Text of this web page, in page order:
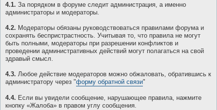
4.1. За порядком в форуме следит администрация, а именно
администраторы и модераторы.
4.2. Модераторы обязаны руководствоваться правилами форума и
сохранять беспристрастность. Учитывая то, что правила не могут
быть полными, модераторы при разрешении конфликтов и
проведении административных действий могут полагаться на свой
здравый смысл.
4.3. Любое действие модераторов можно обжаловать, обратившись к
администратору через "форму обратной связи"
4.4. Если вы увидели сообщение, нарушающее правила, нажмите
кнопку «Жалоба» в правом углу сообщения.